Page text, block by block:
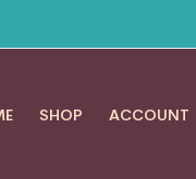
SHOP ACCOUNT